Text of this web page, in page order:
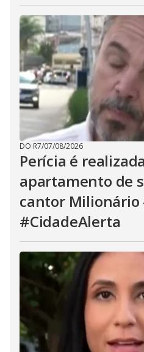
DO R7/07/08/2026
Perícia é
apartamento de
cantor Milionário
#CidadeAlerta